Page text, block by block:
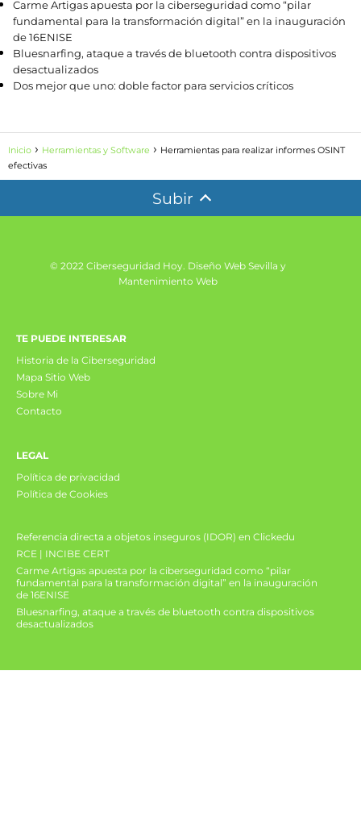
Carme Artigas apuesta por la ciberseguridad como “pilar
fundamental para la transformación digital” en la inauguración
de 16ENISE
Bluesnarfing, ataque a través de bluetooth contra dispositivos
desactualizados
Dos mejor que uno: doble factor para servicios críticos
Inicio Herramientas y Software
Herramientas para realizar informes OSINT
efectivas
Subir
© 2022 Ciberseguridad Hoy. Diseño Web Sevilla y
Mantenimiento Web
TE PUEDE INTERESAR
Historia de la Ciberseguridad
Mapa Sitio Web
Sobre Mi
Contacto
LEGAL
Política de privacidad
Política de Cookies
Referencia directa a objetos inseguros (IDOR) en Clickedu
RCE | INCIBE CERT
Carme Artigas apuesta por la ciberseguridad como “pilar
fundamental para la transformación digital” en la inauguración
de 16ENISE
Bluesnarfing, ataque a través de bluetooth contra dispositivos
desactualizados